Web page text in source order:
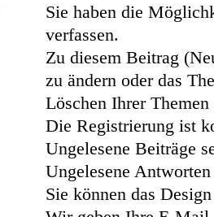
Sie haben die
verfassen.
Zu diesem Beitrag
zu ändern oder das
Löschen Ihrer
Die Registrierung ist
Ungelesene Beiträge
Ungelesene
Sie können das